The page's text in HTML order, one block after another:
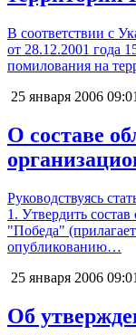
В соответствии с
от 28.12.2001 года
помилования на
25 января 2006 09:01
О составе
Руководствуясь
1. Утвердить
"Победа"
опубликованию…
25 января 2006 09:01
Об